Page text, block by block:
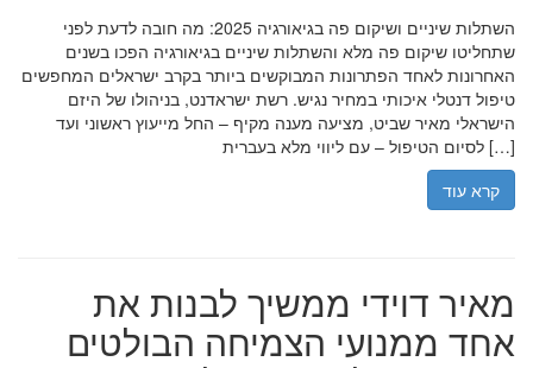
השתלות שיניים ושיקום פה בגיאורגיה 2025: מה חובה לדעת לפני
שתחליטו שיקום פה מלא והשתלות שיניים בגיאורגיה הפכו בשנים
האחרונות לאחד הפתרונות המבוקשים ביותר בקרב ישראלים המחפשים
טיפול דנטלי איכותי במחיר נגיש. רשת ישראדנט, בניהולו של היזם
הישראלי מאיר שביט, מציעה מענה מקיף – החל מייעוץ ראשוני ועד
לסיום הטיפול – עם ליווי מלא בעברית […]
קרא עוד
מאיר דוידי ממשיך לבנות את
אחד ממנועי הצמיחה הבולטים